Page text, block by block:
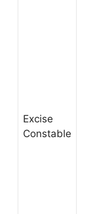
Excise
Constable